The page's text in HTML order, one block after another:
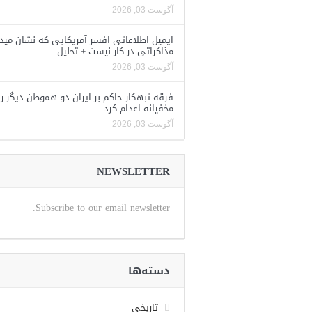
آگوست 03, 2026
ایمیل اطلاعاتی افسر آمریکایی که نشان
مذاکراتی در کار نیست + تحلیل
آگوست 03, 2026
فرقه تبهکار حاکم بر ایران دو هموطن دیگر
مخفیانه اعدام کرد
آگوست 03, 2026
NEWSLETTER
Subscribe to our email newsletter.
دسته‌ها
تاریخی